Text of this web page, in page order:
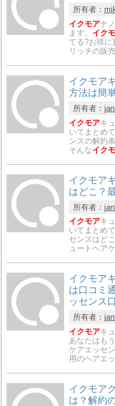
所有者：
イクモアナ
ます。 イク
てる?お得に
リッチの販
イクモア
方法は簡
所有者：
イクモアキ
いてまとめ
ンスの解約
そんなイク
イクモア
はどこ？
所有者：
イクモアキ
いてまとめ
センスはど
ュートヘア
イクモア
は口コミ
ッセンス
所有者：
イクモアキ
あなたはも
ケアエッセ
用のヘアエ
イクモア
は？解約